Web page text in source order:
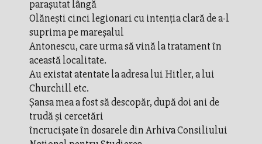
paraşutat lângă
Olăneşti cinci legionari cu intenţia clară de a-l
suprima pe mareşalul
Antonescu, care urma să vină la tratament în
această localitate.
Au existat atentate la adresa lui Hitler, a lui
Churchill etc.
Şansa mea a fost să descopăr, după doi ani de
trudă şi cercetări
încrucişate în dosarele din Arhiva Consiliului